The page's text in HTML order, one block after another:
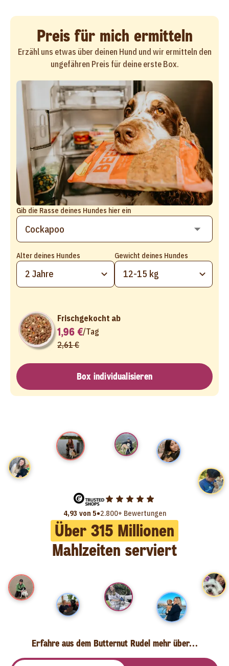
Preis für mich ermitteln
Erzähl uns etwas über deinen Hund und wir ermitteln den
ungefähren Preis für deine erste Box.
Gib die Rasse deines Hundes hier ein
Alter deines Hundes
2 Jahre
Gewicht deines Hundes
12-15 kg
Frischgekocht ab
1,96 €/Tag
2,61 €
Box individualisieren
4,93 von 5•2.800+ Bewertungen
Über 315 Millionen
Mahlzeiten serviert
Erfahre aus dem Butternut Rudel mehr über...